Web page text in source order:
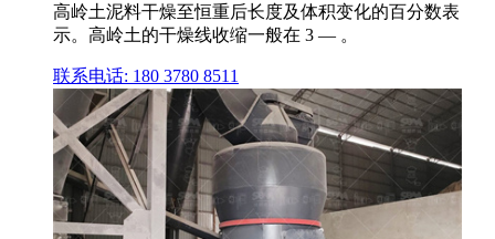
高岭土泥料干燥至恒重后长度及体积变化的百分数表
示。高岭土的干燥线收缩一般在 3 — 。
联系电话: 180 3780 8511